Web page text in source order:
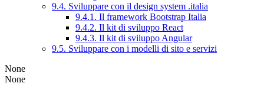
9.4. Sviluppare con il design system .italia
9.4.1. Il framework Bootstrap Italia
9.4.2. Il kit di sviluppo React
9.4.3. Il kit di sviluppo Angular
9.5. Sviluppare con i modelli di sito e servizi
None
None